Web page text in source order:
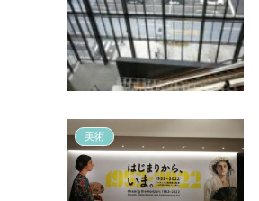
美術